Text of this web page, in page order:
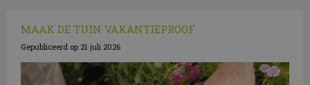
MAAK DE TUIN VAKANTIEPROOF
Gepubliceerd op 21 juli 2026